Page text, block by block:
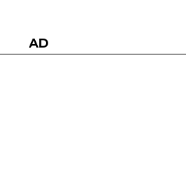
AD